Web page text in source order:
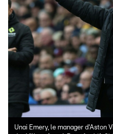
Unai Emery, le manager d'Aston